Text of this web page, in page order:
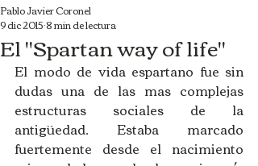
El "Spartan way of life"
Pablo Javier Coronel
9 dic 2015 8 min de lectura
El modo de vida espartano fue sin
dudas una de las mas complejas
estructuras sociales de la
antigüedad. Estaba marcado
fuertemente desde el nacimiento